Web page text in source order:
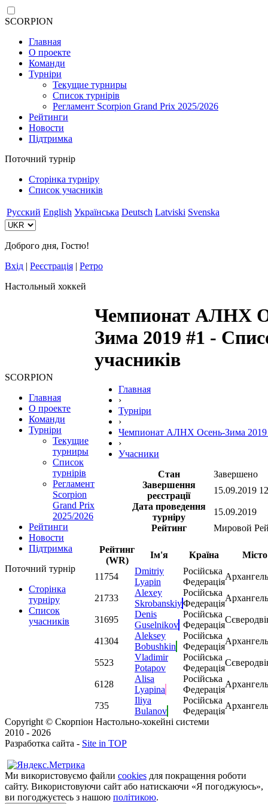
SCORPION
Главная
О проекте
Команди
Турніри
Текущие турниры
Список турнірів
Регламент Scorpion Grand Prix 2025/2026
Рейтинги
Новости
Підтримка
Поточний турнір
Сторінка турніру
Список учасників
Русский English Українська Deutsch Latviski Svenska
Доброго дня, Гостю!
Вхід | Реєстрація | Ретро
Настольный хоккей
SCORPION
Главная
О проекте
Команди
Турніри
Текущие
турниры
Список
турнірів
Регламент
Scorpion
Grand Prix
2025/2026
Рейтинги
Новости
Підтримка
Поточний турнір
Сторінка
турніру
Список
учасників
Чемпионат АЛНХ
Зима 2019 #1 -
учасників
Главная
›
Турніри
›
Чемпионат АЛНХ Осень-Зима 2019
›
Учасники
Стан
Завершено
Завершення
реєстрації
15.09.2019
Дата проведення
турніру
15.09.2019
Рейтинг
Мировой
Рейтинг
(WR)
Ім'я Країна Місто
1 1754
Dmitriy
Lyapin
Російська
Федерація
21733
Alexey
Skrobanskiy
Російська
Федерація
31695
Denis
Guselnikov
Російська
Федерація
41304
Aleksey
Bobushkin
Російська
Федерація
5523
Vladimir
Potapov
Російська
Федерація
6128
Alisa
Lyapina
Російська
Федерація
735
Iliya
Bulanov
Російська
Федерація
Copyright © Скорпіон Настольно-хокейні системи
2010 - 2026
Разработка сайта - Site in TOP
Ми використовуємо файли cookies для покращення роботи
сайту. Використовуючи сайт або натискаючи «Я погоджуюсь»,
ви погоджуєтесь з нашою політикою.